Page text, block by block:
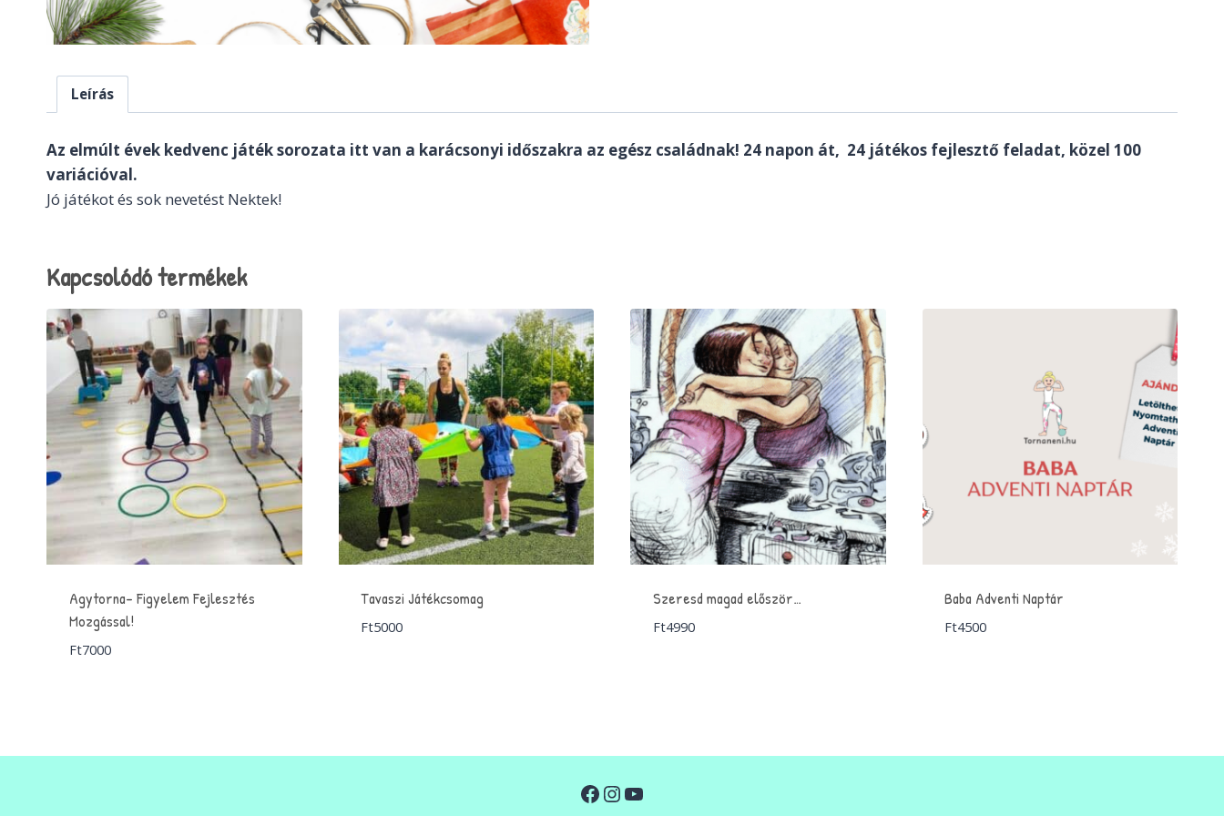
Leírás
Az elmúlt évek kedvenc játék sorozata itt van a karácsonyi időszakra az egész családnak! 24 napon át, 24 játékos fejlesztő feladat, közel 100
variációval.
Jó játékot és sok nevetést Nektek!
Kapcsolódó termékek
Agytorna- Figyelem Fejlesztés
Mozgással!
Ft7000
Tavaszi Játékcsomag
Ft5000
Szeresd magad először…
Ft4990
Baba Adventi Naptár
Ft4500
Facebook
Instagram
YouTube